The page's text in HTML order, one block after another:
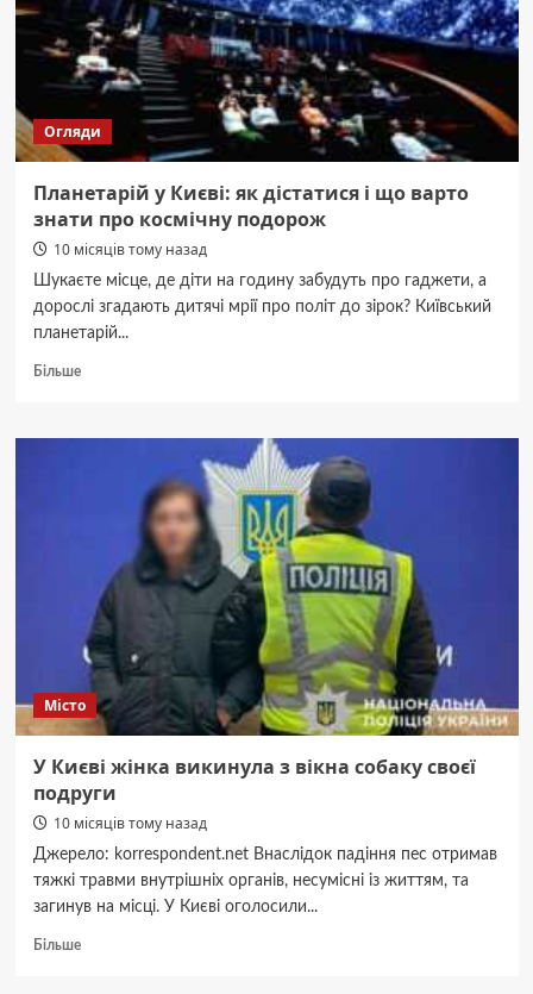
нею
що
варто
пасажирам
Огляди
Планетарій у Києві: як дістатися і що варто
знати про космічну подорож
10 місяців тому назад
Шукаєте місце, де діти на годину забудуть про гаджети, а
дорослі згадають дитячі мрії про політ до зірок? Київський
планетарій...
БільшеДокладніше
у
дістатися
варто
знати
про
космічну
подорож
Місто
У Києві жінка викинула з вікна собаку своєї
подруги
10 місяців тому назад
Джерело: korrespondent.net Внаслідок падіння пес отримав
тяжкі травми внутрішніх органів, несумісні із життям, та
загинув на місці. У Києві оголосили...
БільшеДокладніше